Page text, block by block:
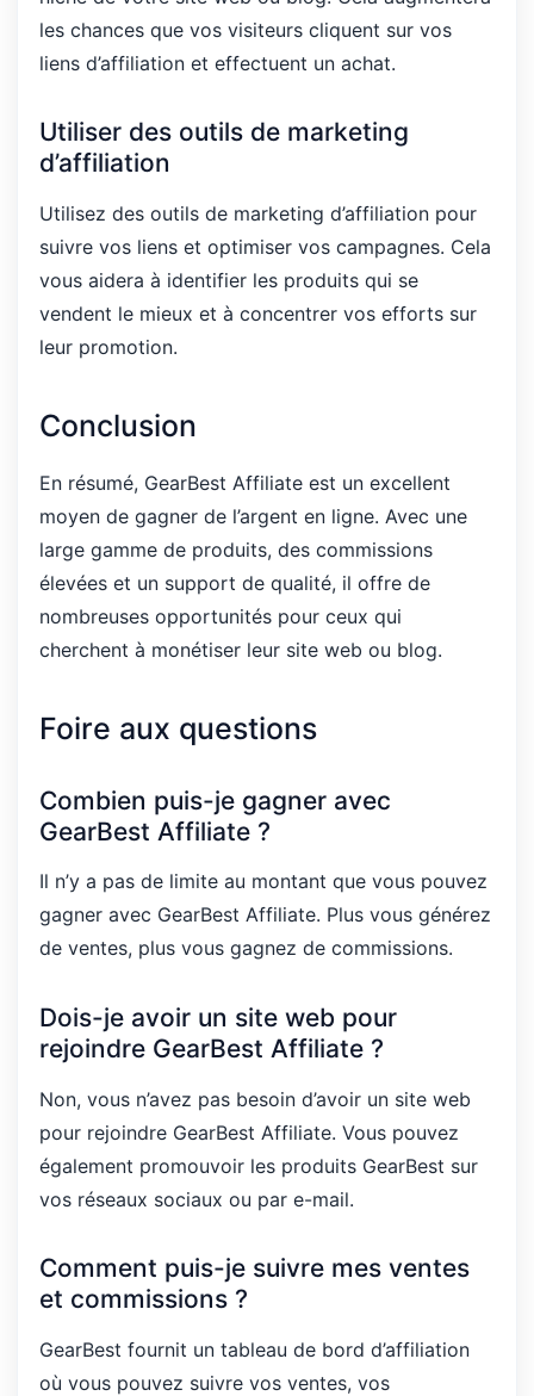
les chances que vos visiteurs cliquent sur vos
liens d’affiliation et effectuent un achat.
Utiliser des outils de marketing
d’affiliation
Utilisez des outils de marketing d’affiliation pour
suivre vos liens et optimiser vos campagnes. Cela
vous aidera à identifier les produits qui se
vendent le mieux et à concentrer vos efforts sur
leur promotion.
Conclusion
En résumé, GearBest Affiliate est un excellent
moyen de gagner de l’argent en ligne. Avec une
large gamme de produits, des commissions
élevées et un support de qualité, il offre de
nombreuses opportunités pour ceux qui
cherchent à monétiser leur site web ou blog.
Foire aux questions
Combien puis-je gagner avec
GearBest Affiliate ?
Il n’y a pas de limite au montant que vous pouvez
gagner avec GearBest Affiliate. Plus vous générez
de ventes, plus vous gagnez de commissions.
Dois-je avoir un site web pour
rejoindre GearBest Affiliate ?
Non, vous n’avez pas besoin d’avoir un site web
pour rejoindre GearBest Affiliate. Vous pouvez
également promouvoir les produits GearBest sur
vos réseaux sociaux ou par e-mail.
Comment puis-je suivre mes ventes
et commissions ?
GearBest fournit un tableau de bord d’affiliation
où vous pouvez suivre vos ventes, vos